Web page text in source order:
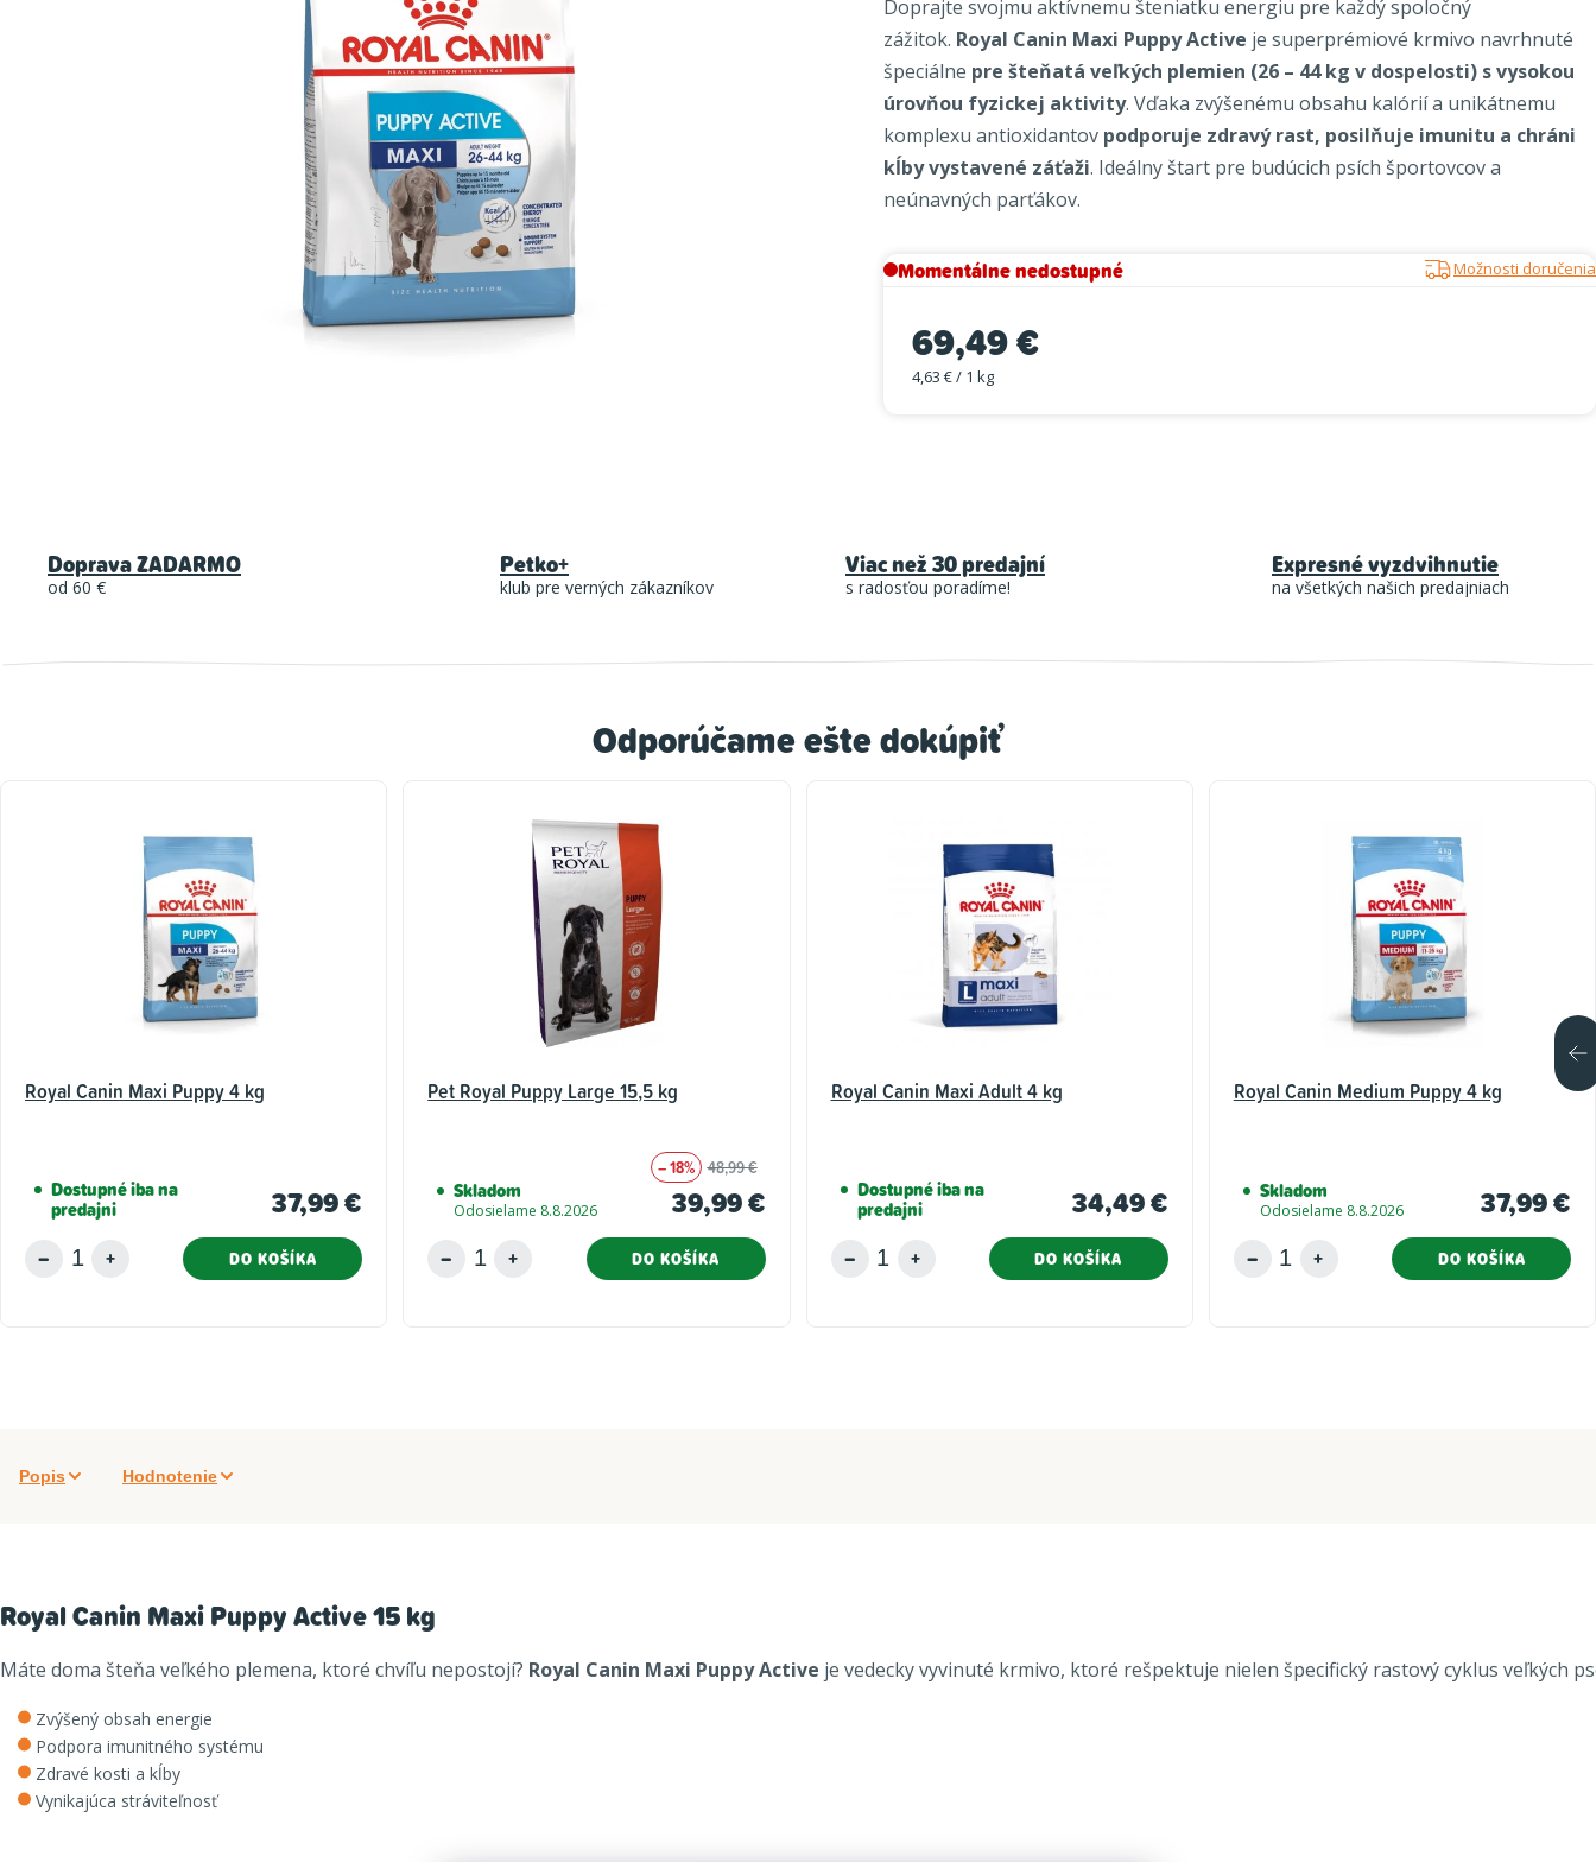
je
0,0
z
5
hviezdičiek.
Doprajte svojmu aktívnemu šteniatku energiu pre každý spoločný
zážitok. Royal Canin Maxi Puppy Active je superprémiové krmivo navrhnuté
špeciálne pre šteňatá veľkých plemien (26 – 44 kg v dospelosti) s vysokou
úrovňou fyzickej aktivity. Vďaka zvýšenému obsahu kalórií a unikátnemu
komplexu antioxidantov podporuje zdravý rast, posilňuje imunitu a chráni
kĺby vystavené záťaži. Ideálny štart pre budúcich psích športovcov a
neúnavných parťákov.
Momentálne nedostupné Možnosti doručenia
69,49 €
Jednotková cena:
4,63 € / 1 kg
Odporúčame ešte dokúpiť
Royal Canin Maxi Puppy 4 kg
Dostupné iba na
predajni 37,99 €
DO KOŠÍKA
Pet Royal Puppy Large 15,5 kg
Skladom
Odosielame 8.8.2026
– 18% 48,99 €
39,99 €
DO KOŠÍKA
Royal Canin Maxi Adult 4 kg
Dostupné iba na
predajni 34,49 €
DO KOŠÍKA
Royal Canin Medium Puppy 4 kg
Skladom
Odosielame 8.8.2026 37,99 €
DO KOŠÍKA
Doprava ZADARMO
od 60 €
Petko+
klub pre verných zákazníkov
Viac než 30 predajní
s radosťou poradíme!
Expresné vyzdvihnutie
na všetkých našich predajniach
Popis Hodnotenie
Royal Canin Maxi Puppy Active 15 kg
Máte doma šteňa veľkého plemena, ktoré chvíľu nepostojí? Royal Canin Maxi Puppy Active je vedecky vyvinuté krmivo, ktoré rešpektuje nielen špecifický rastový cyklus veľkých
Zvýšený obsah energie
Podpora imunitného systému
Zdravé kosti a kĺby
Vynikajúca stráviteľnosť